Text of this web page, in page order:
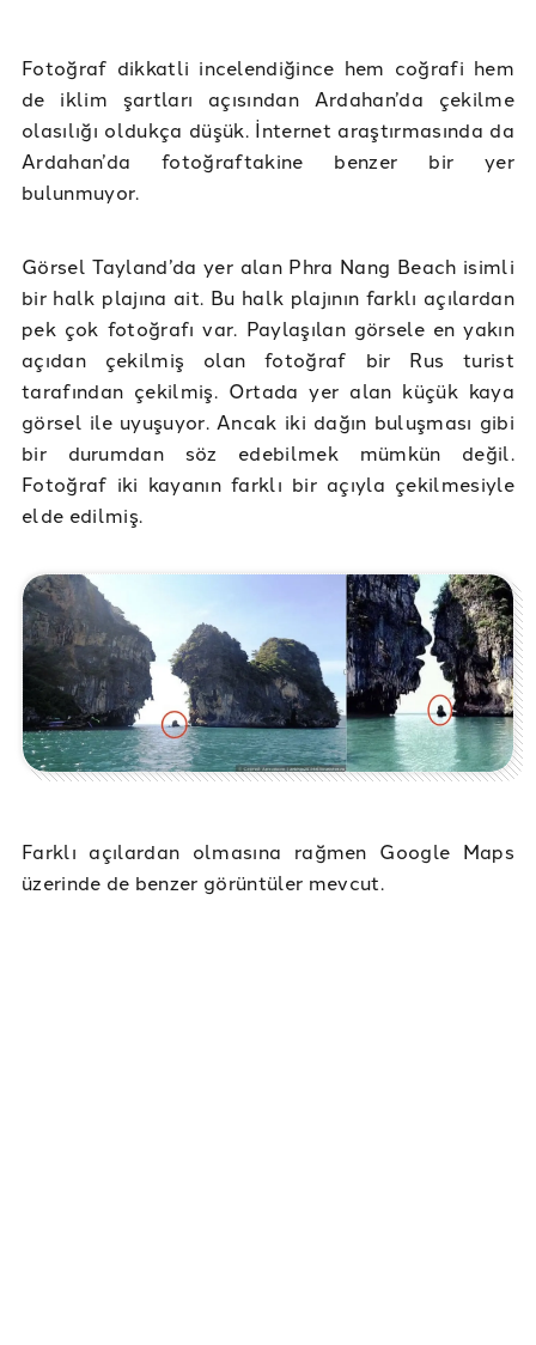
Fotoğraf dikkatli incelendiğince hem coğrafi hem
de iklim şartları açısından Ardahan’da çekilme
olasılığı oldukça düşük. İnternet araştırmasında da
Ardahan’da fotoğraftakine benzer bir yer
bulunmuyor.
Görsel Tayland’da yer alan Phra Nang Beach isimli
bir halk plajına ait. Bu halk plajının farklı açılardan
pek çok fotoğrafı var. Paylaşılan görsele en yakın
açıdan çekilmiş olan fotoğraf bir Rus turist
tarafından çekilmiş. Ortada yer alan küçük kaya
görsel ile uyuşuyor. Ancak iki dağın buluşması gibi
bir durumdan söz edebilmek mümkün değil.
Fotoğraf iki kayanın farklı bir açıyla çekilmesiyle
elde edilmiş.
Farklı açılardan olmasına rağmen Google Maps
üzerinde de benzer görüntüler mevcut.